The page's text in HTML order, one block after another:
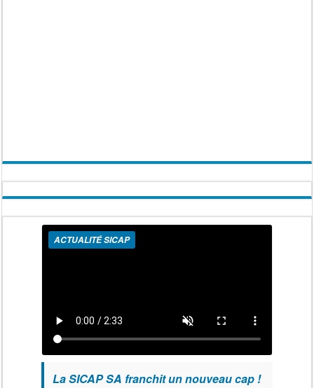
ACTUALITÉ SICAP
La SICAP SA franchit un nouveau cap !